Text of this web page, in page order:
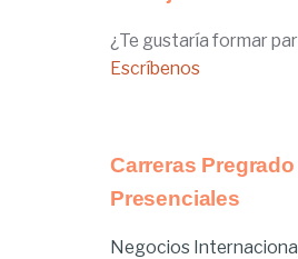
¿Te gustaría formar
Escríbenos
Carreras Pregrado
Presenciales
Negocios